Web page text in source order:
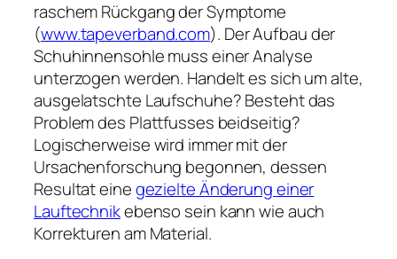
raschem Rückgang der Symptome
(www.tapeverband.com). Der Aufbau der
Schuhinnensohle muss einer Analyse
unterzogen werden. Handelt es sich um alte,
ausgelatschte Laufschuhe? Besteht das
Problem des Plattfusses beidseitig?
Logischerweise wird immer mit der
Ursachenforschung begonnen, dessen
Resultat einegezielte Änderung einer
Lauftechnikebenso sein kann wie auch
Korrekturen am Material.